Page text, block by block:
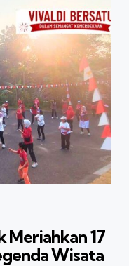
Meriahkan 17
Wisata